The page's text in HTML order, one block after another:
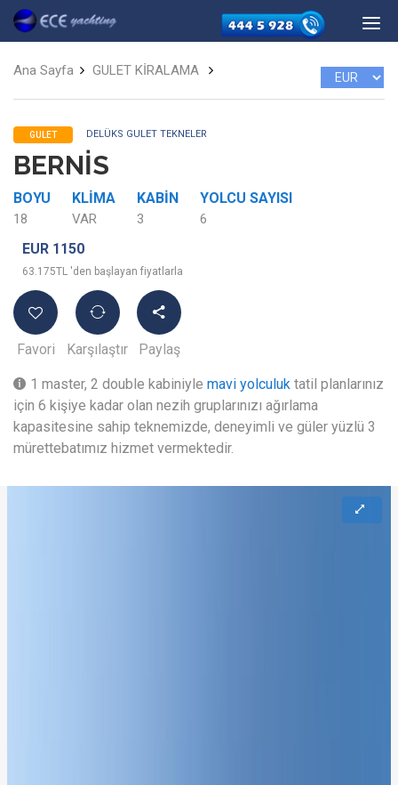
Ana Sayfa GULET KİRALAMA
GULET DELÜKS GULET TEKNELER
BERNİS
BOYU
18
KLIMA
VAR
KABIN
3
YOLCU SAYISI
6
EUR 1150
63.175TL 'den başlayan fiyatlarla
Favori Karşılaştır Paylaş
1 master, 2 double kabiniyle mavi yolculuk tatil planlarınız
için 6 kişiye kadar olan nezih gruplarınızı ağırlama
kapasitesine sahip teknemizde, deneyimli ve güler yüzlü 3
mürettebatımız hizmet vermektedir.